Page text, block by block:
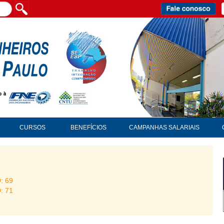
CURSOS BENEFÍCIOS CAMPANHAS SALARIAIS
69
71